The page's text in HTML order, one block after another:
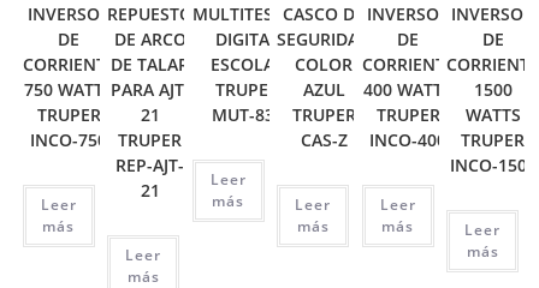
INVERSOR
DE
CORRIENTE
750 WATTS
TRUPER
INCO-750
Leer
más
REPUESTO
DE ARCO
DE TALAR
PARA AJT-
21
TRUPER
REP-AJT-
21
Leer
más
MULTITESTER
DIGITAL
ESCOLAR
TRUPER
MUT-830
Leer
más
CASCO DE
SEGURIDAD
COLOR
AZUL
TRUPER
CAS-Z
Leer
más
INVERSOR
DE
CORRIENTE
400 WATTS
TRUPER
INCO-400
Leer
más
INVERSOR
DE
CORRIENTE
1500
WATTS
TRUPER
INCO-1500
Leer
más